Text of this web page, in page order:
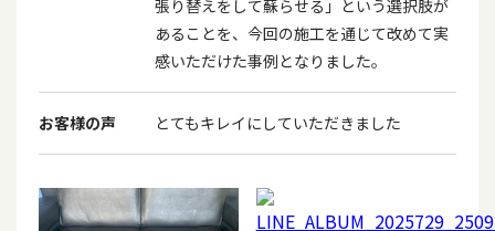
張り替えをして蘇らせる」という選択肢が
あることを、今回の施工を通じて改めて実
感いただけた事例となりました。
お客様の声 とてもキレイにしていただきました